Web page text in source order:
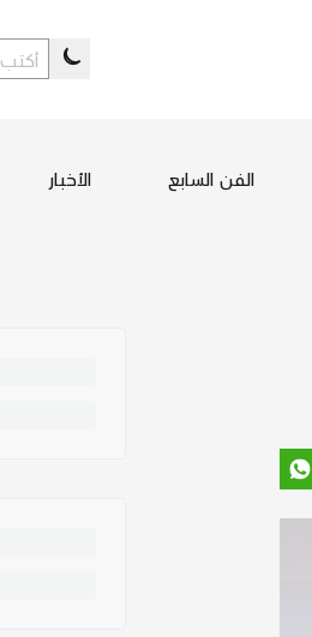
الفن السابع الأخبار